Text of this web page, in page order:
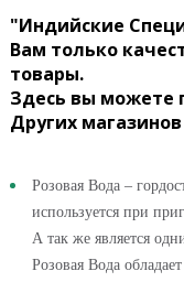
"Индийские
Вам только
товары.
Здесь вы можете
Других магазинов
Розовая Вода –
используется при
А так же является
Розовая Вода